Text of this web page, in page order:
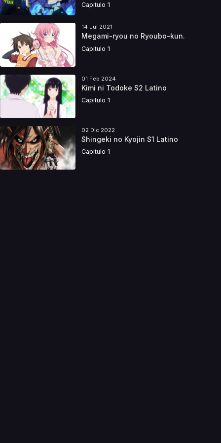
Capitulo 1
14 Jul 2021
Megami-ryou no Ryoubo-kun.
Capitulo 1
01 Feb 2024
Kimi ni Todoke S2 Latino
Capitulo 1
02 Dic 2022
Shingeki no Kyojin S1 Latino
Capitulo 1